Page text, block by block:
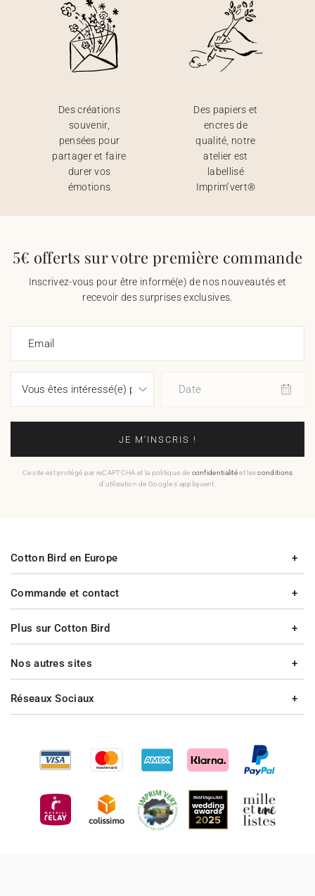
Des créations
souvenir,
pensées pour
partager et faire
durer vos
émotions
Des papiers et
encres de
qualité, notre
atelier est
labellisé
Imprim’vert®
5€ offerts sur votre première commande
Inscrivez-vous pour être informé(e) de nos nouveautés et
recevoir des surprises exclusives.
Email
Date
JE M'INSCRIS !
Ce site est protégé par reCAPTCHA et la politique de confidentialitéet lesconditions
d'utilisation de Google s'appliquent.
Commande et contact
Plus sur Cotton Bird
Cotton Bird en Europe
Nos autres sites
Réseaux Sociaux